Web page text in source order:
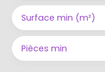
Surface min (m²)
Pièces min